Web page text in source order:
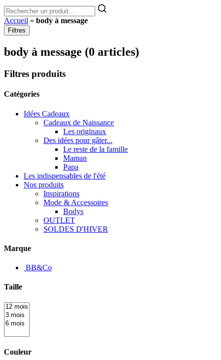
Accueil » body à message
Filtres
body à message (0 articles)
Filtres produits
Catégories
Idées Cadeaux
Cadeaux de Naissance
Les originaux
Des idées pour gâter...
Le reste de la famille
Maman
Papa
Les indispensables de l'été
Nos produits
Inspirations
Mode & Accessoires
Bodys
OUTLET
SOLDES D'HIVER
Marque
BB&Co
Taille
Couleur